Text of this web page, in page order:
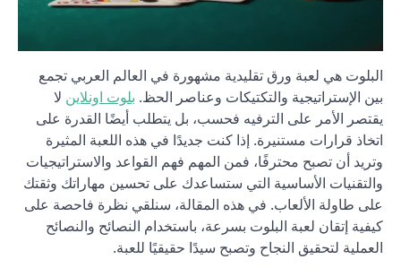
البلوت هي لعبة ورق تقليدية مشهورة في العالم العربي تجمع
بين الإستراتيجية والتكتيكات وعناصر الحظ. بلوت اونلاين لا
يقتصر الأمر على الترفيه فحسب، بل يتطلب أيضًا القدرة على
اتخاذ قرارات مستنيرة. إذا كنت جديدًا في هذه اللعبة المثيرة
وتريد أن تصبح محترفًا، فمن المهم فهم القواعد والاستراتيجيات
والتقنيات الأساسية التي ستساعدك على تحسين مهاراتك وثقتك
على طاولة الألعاب. في هذه المقالة، سنلقي نظرة فاحصة على
كيفية إتقان لعبة البلوت بسرعة، باستخدام النصائح والنصائح
العملية لتحقيق النجاح وتصبح سيدًا حقيقيًا للعبة.